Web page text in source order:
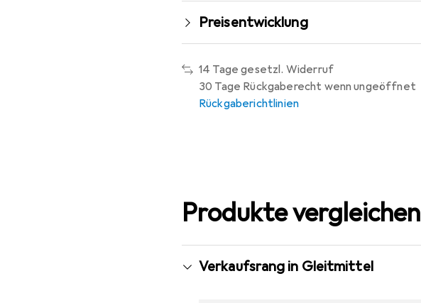
Preisentwicklung
14 Tage gesetzl. Widerruf
30 Tage Rückgaberecht wenn ungeöffnet
Rückgaberichtlinien
Produkte vergleichen
Verkaufsrang in Gleitmittel